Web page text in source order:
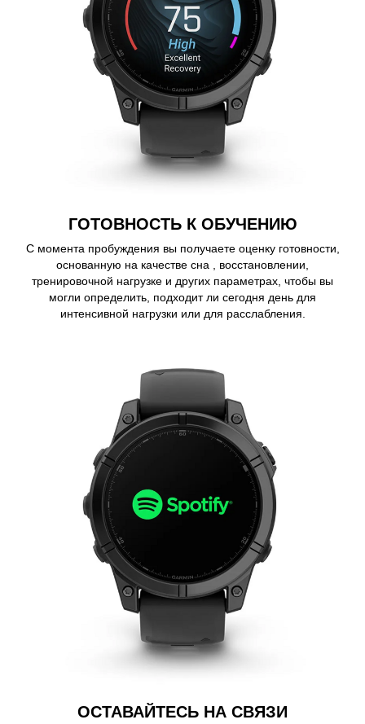
ГОТОВНОСТЬ К ОБУЧЕНИЮ
С момента пробуждения вы получаете оценку готовности,
основанную на качестве сна , восстановлении,
тренировочной нагрузке и других параметрах, чтобы вы
могли определить, подходит ли сегодня день для
интенсивной нагрузки или для расслабления.
ОСТАВАЙТЕСЬ НА СВЯЗИ